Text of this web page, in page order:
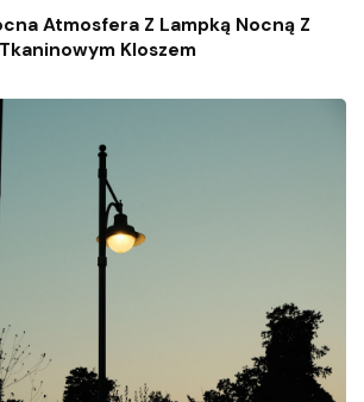
Atmosfera Z Lampką Nocną Z
Tkaninowym Kloszem